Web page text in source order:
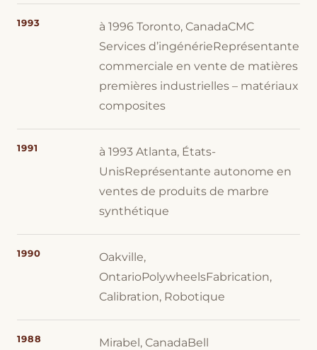
1993
à 1996 Toronto, CanadaCMC
Services d’ingénérieReprésentante
commerciale en vente de matières
premières industrielles – matériaux
composites
1991
à 1993 Atlanta, États-
UnisReprésentante autonome en
ventes de produits de marbre
synthétique
1990
Oakville,
OntarioPolywheelsFabrication,
Calibration, Robotique
1988
Mirabel, CanadaBell